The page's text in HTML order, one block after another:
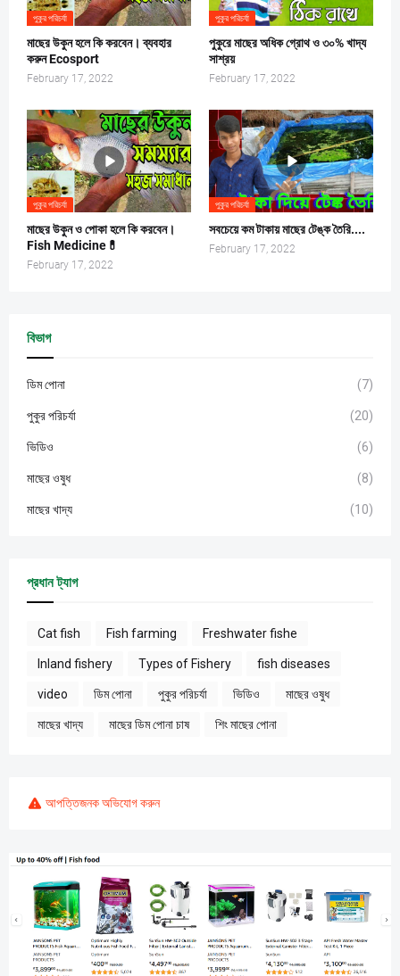
পুকুর পরিচর্যা
মাছের উকুন হলে কি করবেন। ব্যবহার
করুন Ecosport
February 17, 2022
পুকুর পরিচর্যা
পুকুরে মাছের অধিক গ্রোথ ও ৩০% খাদ্য
সাশ্রয়
February 17, 2022
পুকুর পরিচর্যা
মাছের উকুন ও পোকা হলে কি করবেন।
Fish Medicine💊
February 17, 2022
পুকুর পরিচর্যা
সবচেয়ে কম টাকায় মাছের টেঙ্ক তৈরি....
February 17, 2022
বিভাগ
ডিম পোনা (7)
পুকুর পরিচর্যা (20)
ভিডিও (6)
মাছের ওষুধ (8)
মাছের খাদ্য (10)
প্রধান ট্যাগ
Cat fish Fish farming Freshwater fishe
Inland fishery Types of Fishery fish diseases
video ডিম পোনা পুকুর পরিচর্যা ভিডিও মাছের ওষুধ
মাছের খাদ্য মাছের ডিম পোনা চাষ শিং মাছের পোনা
আপত্তিজনক অভিযোগ করুন